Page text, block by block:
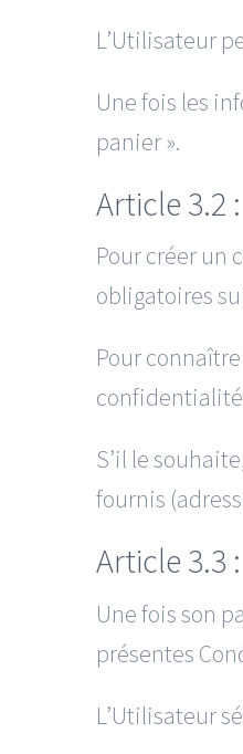
L’Utilisateur
Une fois les
panier ».
Article 3.2
Pour créer un
obligatoires
Pour
confidentialité
S’il le
fournis
Article 3.3
Une fois son
présentes
L’Utilisateur